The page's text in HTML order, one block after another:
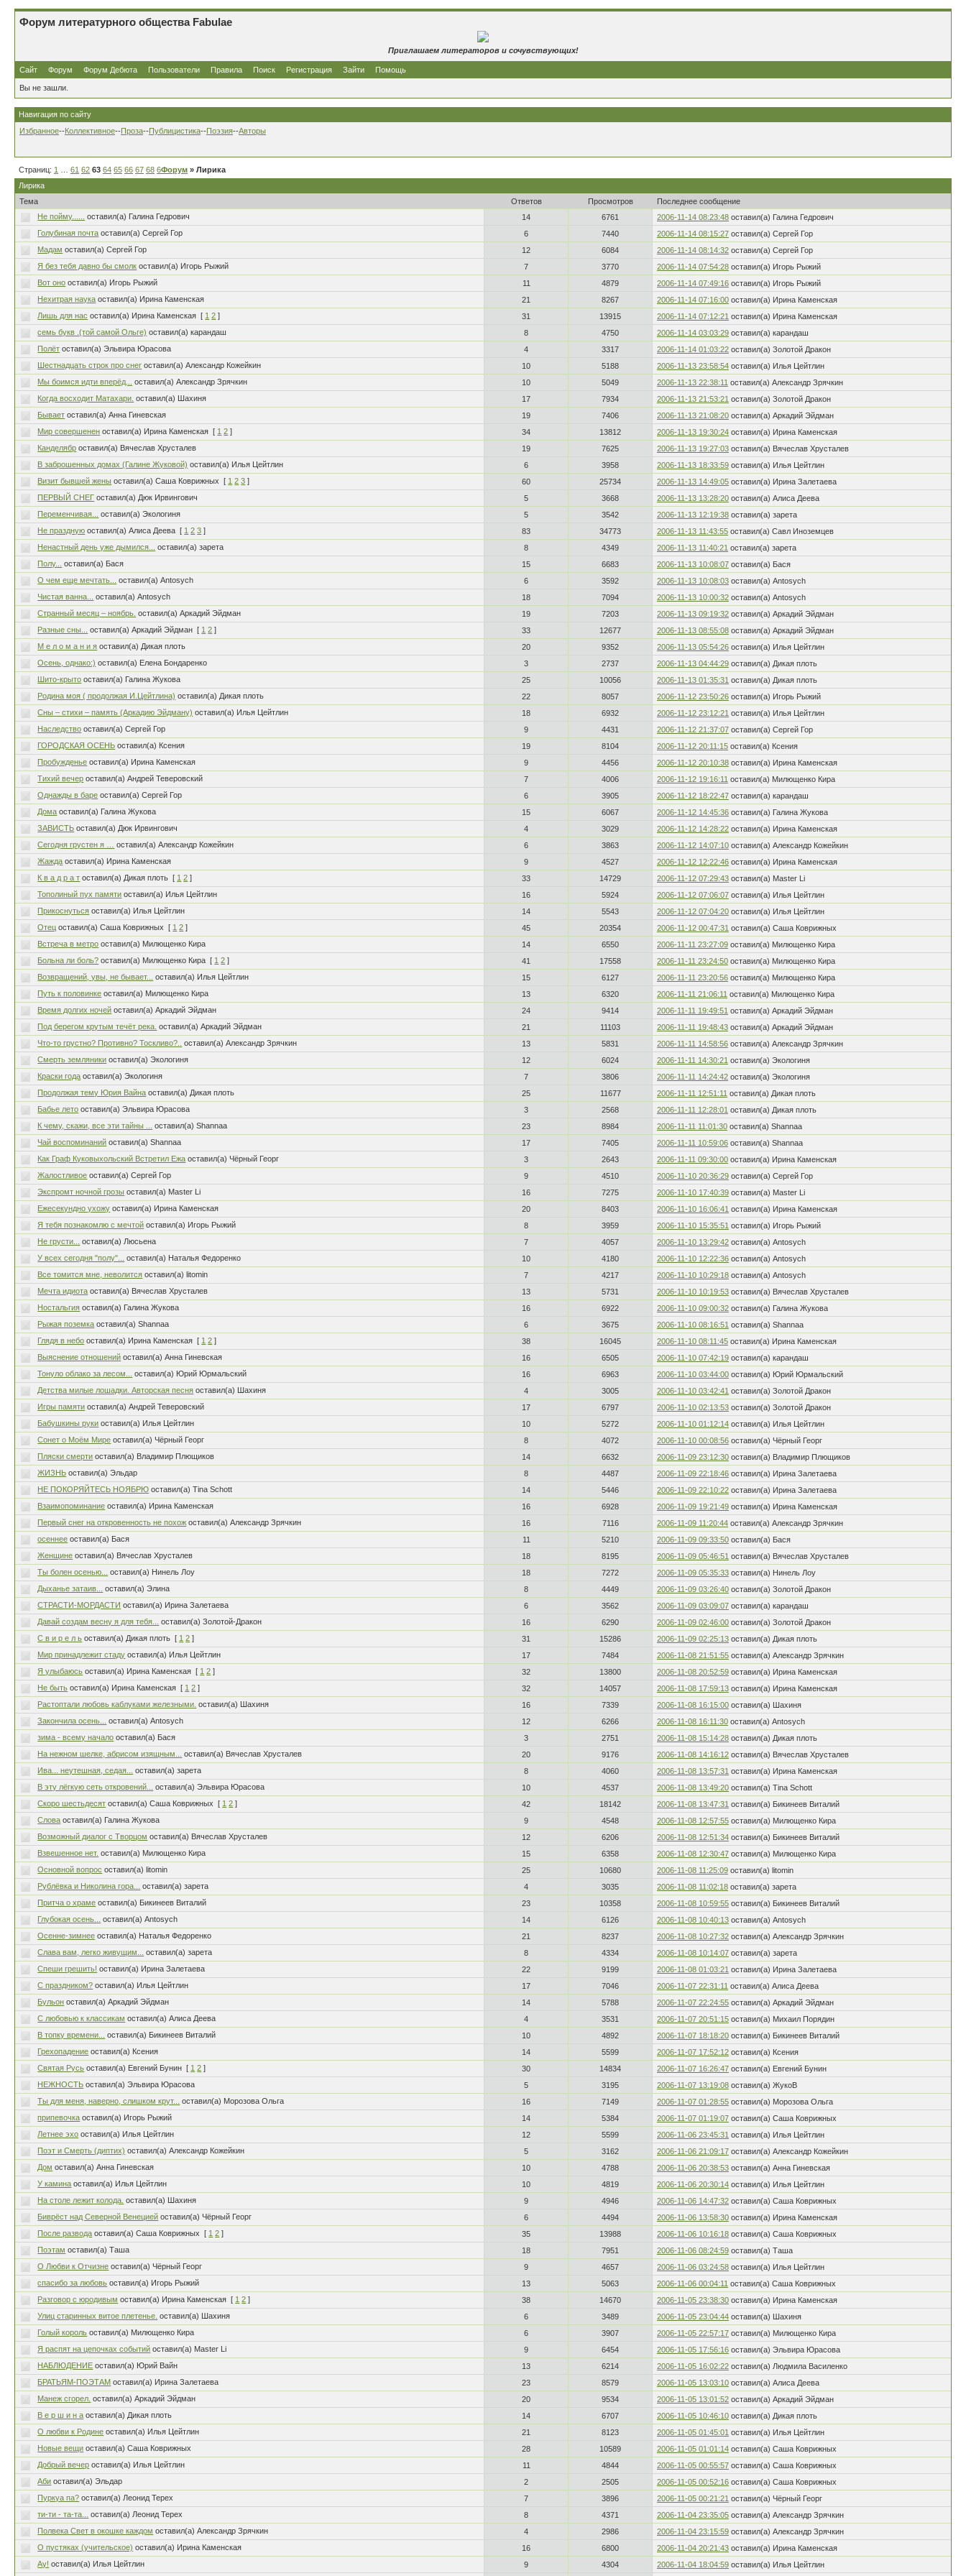
Форум литературного общества Fabulae
Приглашаем литераторов и сочувствующих!
Сайт Форум Форум Дебюта Пользователи Правила Поиск Регистрация Зайти Помощь
Вы не зашли.
Навигация по сайту
Избранное--Коллективное--Проза--Публицистика--Поэзия--Авторы
Страниц: 1 61 62 63 64 65 66 67 68 69…80
Форум » Лирика
Лирика
Тема
Ответов Просмотров
Последнее сообщение
Не пойму......
оставил(а) Галина Гедрович 14 6761 2006-11-14 08:23:48 оставил(а) Галина Гедрович
Голубиная почта оставил(а) Сергей Гор 6 7440 2006-11-14 08:15:27 оставил(а) Сергей Гор
Мадам оставил(а) Сергей Гор 12 6084 2006-11-14 08:14:32 оставил(а) Сергей Гор
Я без тебя давно бы смолк оставил(а) Игорь Рыжий 7 3770 2006-11-14 07:54:28 оставил(а) Игорь Рыжий
Вот оно оставил(а) Игорь Рыжий 11 4879 2006-11-14 07:49:16 оставил(а) Игорь Рыжий
Нехитрая наука оставил(а) Ирина Каменская 21 8267 2006-11-14 07:16:00 оставил(а) Ирина Каменская
Лишь для нас оставил(а) Ирина Каменская [ 1 2 ] 31 13915 2006-11-14 07:12:21 оставил(а) Ирина Каменская
семь букв .(той самой Ольге) оставил(а) карандаш 8 4750 2006-11-14 03:03:29 оставил(а) карандаш
Полёт оставил(а) Эльвира Юрасова 4 3317 2006-11-14 01:03:22 оставил(а) Золотой Дракон
Шестнадцать строк про снег оставил(а) Александр Кожейкин 10 5188 2006-11-13 23:58:54 оставил(а) Илья Цейтлин
Мы боимся идти вперёд...
оставил(а) Александр Зрячкин 10 5049 2006-11-13 22:38:11 оставил(а) Александр Зрячкин
Когда восходит Матахари. оставил(а) Шахиня 17 7934 2006-11-13 21:53:21 оставил(а) Золотой Дракон
Бывает оставил(а) Анна Гиневская 19 7406 2006-11-13 21:08:20 оставил(а) Аркадий Эйдман
Мир совершенен оставил(а) Ирина Каменская [ 1 2 ] 34 13812 2006-11-13 19:30:24 оставил(а) Ирина Каменская
Канделябр оставил(а) Вячеслав Хрусталев 19 7625 2006-11-13 19:27:03 оставил(а) Вячеслав Хрусталев
В заброшенных домах (Галине Жуковой) оставил(а) Илья Цейтлин 6 3958 2006-11-13 18:33:59 оставил(а) Илья Цейтлин
Визит бывшей жены оставил(а) Саша Коврижных [ 1 2 3 ] 60 25734 2006-11-13 14:49:05 оставил(а) Ирина Залетаева
ПЕРВЫЙ СНЕГ оставил(а) Дюк Ирвингович 5 3668 2006-11-13 13:28:20 оставил(а) Алиса Деева
Переменчивая...
оставил(а) Экологиня 5 3542 2006-11-13 12:19:38 оставил(а) зарета
Не праздную оставил(а) Алиса Деева [ 1 2 3 ] 83 34773 2006-11-13 11:43:55 оставил(а) Савл Иноземцев
Ненастный день уже дымился...
оставил(а) зарета 8 4349 2006-11-13 11:40:21 оставил(а) зарета
Полу...
оставил(а) Бася 15 6683 2006-11-13 10:08:07 оставил(а) Бася
О чем еще мечтать...
оставил(а) Antosych 6 3592 2006-11-13 10:08:03 оставил(а) Antosych
Чистая ванна...
оставил(а) Antosych 18 7094 2006-11-13 10:00:32 оставил(а) Antosych
Странный месяц – ноябрь. оставил(а) Аркадий Эйдман 19 7203 2006-11-13 09:19:32 оставил(а) Аркадий Эйдман
Разные сны...
оставил(а) Аркадий Эйдман [ 1 2 ] 33 12677 2006-11-13 08:55:08 оставил(а) Аркадий Эйдман
М е л о м а н и я оставил(а) Дикая плоть 20 9352 2006-11-13 05:54:26 оставил(а) Илья Цейтлин
Осень, однако:) оставил(а) Елена Бондаренко 3 2737 2006-11-13 04:44:29 оставил(а) Дикая плоть
Шито-крыто оставил(а) Галина Жукова 25 10056 2006-11-13 01:35:31 оставил(а) Дикая плоть
Родина моя ( продолжая И.Цейтлина) оставил(а) Дикая плоть 22 8057 2006-11-12 23:50:26 оставил(а) Игорь Рыжий
Сны – стихи – память (Аркадию Эйдману) оставил(а) Илья Цейтлин 18 6932 2006-11-12 23:12:21 оставил(а) Илья Цейтлин
Наследство оставил(а) Сергей Гор 9 4431 2006-11-12 21:37:07 оставил(а) Сергей Гор
ГОРОДСКАЯ ОСЕНЬ оставил(а) Ксения 19 8104 2006-11-12 20:11:15 оставил(а) Ксения
Пробужденье оставил(а) Ирина Каменская 9 4456 2006-11-12 20:10:38 оставил(а) Ирина Каменская
Тихий вечер оставил(а) Андрей Теверовский 7 4006 2006-11-12 19:16:11 оставил(а) Милющенко Кира
Однажды в баре оставил(а) Сергей Гор 6 3905 2006-11-12 18:22:47 оставил(а) карандаш
Дома оставил(а) Галина Жукова 15 6067 2006-11-12 14:45:36 оставил(а) Галина Жукова
ЗАВИСТЬ оставил(а) Дюк Ирвингович 4 3029 2006-11-12 14:28:22 оставил(а) Ирина Каменская
Сегодня грустен я …
оставил(а) Александр Кожейкин 6 3863 2006-11-12 14:07:10 оставил(а) Александр Кожейкин
Жажда оставил(а) Ирина Каменская 9 4527 2006-11-12 12:22:46 оставил(а) Ирина Каменская
К в а д р а т оставил(а) Дикая плоть [ 1 2 ] 33 14729 2006-11-12 07:29:43 оставил(а) Master Li
Тополиный пух памяти оставил(а) Илья Цейтлин 16 5924 2006-11-12 07:06:07 оставил(а) Илья Цейтлин
Прикоснуться оставил(а) Илья Цейтлин 14 5543 2006-11-12 07:04:20 оставил(а) Илья Цейтлин
Отец оставил(а) Саша Коврижных [ 1 2 ] 45 20354 2006-11-12 00:47:31 оставил(а) Саша Коврижных
Встреча в метро оставил(а) Милющенко Кира 14 6550 2006-11-11 23:27:09 оставил(а) Милющенко Кира
Больна ли боль? оставил(а) Милющенко Кира [ 1 2 ] 41 17558 2006-11-11 23:24:50 оставил(а) Милющенко Кира
Возвращений, увы, не бывает...
оставил(а) Илья Цейтлин 15 6127 2006-11-11 23:20:56 оставил(а) Милющенко Кира
Путь к половинке оставил(а) Милющенко Кира 13 6320 2006-11-11 21:06:11 оставил(а) Милющенко Кира
Время долгих ночей оставил(а) Аркадий Эйдман 24 9414 2006-11-11 19:49:51 оставил(а) Аркадий Эйдман
Под берегом крутым течёт река. оставил(а) Аркадий Эйдман 21 11103 2006-11-11 19:48:43 оставил(а) Аркадий Эйдман
Что-то грустно? Противно? Тоскливо?..
оставил(а) Александр Зрячкин 13 5831 2006-11-11 14:58:56 оставил(а) Александр Зрячкин
Смерть земляники оставил(а) Экологиня 12 6024 2006-11-11 14:30:21 оставил(а) Экологиня
Краски года оставил(а) Экологиня 7 3806 2006-11-11 14:24:42 оставил(а) Экологиня
Продолжая тему Юрия Вайна оставил(а) Дикая плоть 25 11677 2006-11-11 12:51:11 оставил(а) Дикая плоть
Бабье лето оставил(а) Эльвира Юрасова 3 2568 2006-11-11 12:28:01 оставил(а) Дикая плоть
К чему, скажи, все эти тайны ...
оставил(а) Shannaa 23 8984 2006-11-11 11:01:30 оставил(а) Shannaa
Чай воспоминаний оставил(а) Shannaa 17 7405 2006-11-11 10:59:06 оставил(а) Shannaa
Как Граф Куковыхольский Встретил Ежа оставил(а) Чёрный Георг 3 2643 2006-11-11 09:30:00 оставил(а) Ирина Каменская
Жалостливое оставил(а) Сергей Гор 9 4510 2006-11-10 20:36:29 оставил(а) Сергей Гор
Экспромт ночной грозы оставил(а) Master Li 16 7275 2006-11-10 17:40:39 оставил(а) Master Li
Ежесекундно ухожу оставил(а) Ирина Каменская 20 8403 2006-11-10 16:06:41 оставил(а) Ирина Каменская
Я тебя познакомлю с мечтой оставил(а) Игорь Рыжий 8 3959 2006-11-10 15:35:51 оставил(а) Игорь Рыжий
Не грусти...
оставил(а) Люсьена 7 4057 2006-11-10 13:29:42 оставил(а) Antosych
У всех сегодня "полу"...
оставил(а) Наталья Федоренко 10 4180 2006-11-10 12:22:36 оставил(а) Antosych
Все томится мне, неволится оставил(а) litomin 7 4217 2006-11-10 10:29:18 оставил(а) Antosych
Мечта идиота оставил(а) Вячеслав Хрусталев 13 5731 2006-11-10 10:19:53 оставил(а) Вячеслав Хрусталев
Ностальгия оставил(а) Галина Жукова 16 6922 2006-11-10 09:00:32 оставил(а) Галина Жукова
Рыжая поземка оставил(а) Shannaa 6 3675 2006-11-10 08:16:51 оставил(а) Shannaa
Глядя в небо оставил(а) Ирина Каменская [ 1 2 ] 38 16045 2006-11-10 08:11:45 оставил(а) Ирина Каменская
Выяснение отношений оставил(а) Анна Гиневская 16 6505 2006-11-10 07:42:19 оставил(а) карандаш
Тонуло облако за лесом...
оставил(а) Юрий Юрмальский 16 6963 2006-11-10 03:44:00 оставил(а) Юрий Юрмальский
Детства милые лошадки. Авторская песня оставил(а) Шахиня 4 3005 2006-11-10 03:42:41 оставил(а) Золотой Дракон
Игры памяти оставил(а) Андрей Теверовский 17 6797 2006-11-10 02:13:53 оставил(а) Золотой Дракон
Бабушкины руки оставил(а) Илья Цейтлин 10 5272 2006-11-10 01:12:14 оставил(а) Илья Цейтлин
Сонет о Моём Мире оставил(а) Чёрный Георг 8 4072 2006-11-10 00:08:56 оставил(а) Чёрный Георг
Пляски смерти оставил(а) Владимир Плющиков 14 6632 2006-11-09 23:12:30 оставил(а) Владимир Плющиков
ЖИЗНЬ оставил(а) Эльдар 8 4487 2006-11-09 22:18:46 оставил(а) Ирина Залетаева
НЕ ПОКОРЯЙТЕСЬ НОЯБРЮ оставил(а) Tina Schott 14 5446 2006-11-09 22:10:22 оставил(а) Ирина Залетаева
Взаимопоминание оставил(а) Ирина Каменская 16 6928 2006-11-09 19:21:49 оставил(а) Ирина Каменская
Первый снег на откровенность не похож оставил(а) Александр Зрячкин 16 7116 2006-11-09 11:20:44 оставил(а) Александр Зрячкин
осеннее оставил(а) Бася 11 5210 2006-11-09 09:33:50 оставил(а) Бася
Женщине оставил(а) Вячеслав Хрусталев 18 8195 2006-11-09 05:46:51 оставил(а) Вячеслав Хрусталев
Ты болен осенью...
оставил(а) Нинель Лоу 18 7272 2006-11-09 05:35:33 оставил(а) Нинель Лоу
Дыханье затаив...
оставил(а) Элина 8 4449 2006-11-09 03:26:40 оставил(а) Золотой Дракон
СТРАСТИ-МОРДАСТИ оставил(а) Ирина Залетаева 6 3562 2006-11-09 03:09:07 оставил(а) карандаш
Давай создам весну я для тебя...
оставил(а) Золотой-Дракон 16 6290 2006-11-09 02:46:00 оставил(а) Золотой Дракон
С в и р е л ь оставил(а) Дикая плоть [ 1 2 ] 31 15286 2006-11-09 02:25:13 оставил(а) Дикая плоть
Мир принадлежит стаду оставил(а) Илья Цейтлин 17 7484 2006-11-08 21:51:55 оставил(а) Александр Зрячкин
Я улыбаюсь оставил(а) Ирина Каменская [ 1 2 ] 32 13800 2006-11-08 20:52:59 оставил(а) Ирина Каменская
Не быть оставил(а) Ирина Каменская [ 1 2 ] 32 14057 2006-11-08 17:59:13 оставил(а) Ирина Каменская
Растоптали любовь каблуками железными. оставил(а) Шахиня 16 7339 2006-11-08 16:15:00 оставил(а) Шахиня
Закончила осень...
оставил(а) Antosych 12 6266 2006-11-08 16:11:30 оставил(а) Antosych
зима - всему начало оставил(а) Бася 3 2751 2006-11-08 15:14:28 оставил(а) Дикая плоть
На нежном шелке, абрисом изящным...
оставил(а) Вячеслав Хрусталев 20 9176 2006-11-08 14:16:12 оставил(а) Вячеслав Хрусталев
Ива... неутешная, седая...
оставил(а) зарета 8 4060 2006-11-08 13:57:31 оставил(а) Ирина Каменская
В эту лёгкую сеть откровений...
оставил(а) Эльвира Юрасова 10 4537 2006-11-08 13:49:20 оставил(а) Tina Schott
Скоро шестьдесят оставил(а) Саша Коврижных [ 1 2 ] 42 18142 2006-11-08 13:47:31 оставил(а) Бикинеев Виталий
Слова оставил(а) Галина Жукова 9 4548 2006-11-08 12:57:55 оставил(а) Милющенко Кира
Возможный диалог с Творцом оставил(а) Вячеслав Хрусталев 12 6206 2006-11-08 12:51:34 оставил(а) Бикинеев Виталий
Взвешенное нет. оставил(а) Милющенко Кира 15 6358 2006-11-08 12:30:47 оставил(а) Милющенко Кира
Основной вопрос оставил(а) litomin 25 10680 2006-11-08 11:25:09 оставил(а) litomin
Рублёвка и Николина гора...
оставил(а) зарета 4 3035 2006-11-08 11:02:18 оставил(а) зарета
Притча о храме оставил(а) Бикинеев Виталий 23 10358 2006-11-08 10:59:55 оставил(а) Бикинеев Виталий
Глубокая осень...
оставил(а) Antosych 14 6126 2006-11-08 10:40:13 оставил(а) Antosych
Осенне-зимнее оставил(а) Наталья Федоренко 21 8237 2006-11-08 10:27:32 оставил(а) Александр Зрячкин
Слава вам, легко живущим...
оставил(а) зарета 8 4334 2006-11-08 10:14:07 оставил(а) зарета
Спеши грешить! оставил(а) Ирина Залетаева 22 9199 2006-11-08 01:03:21 оставил(а) Ирина Залетаева
С праздником? оставил(а) Илья Цейтлин 17 7046 2006-11-07 22:31:11 оставил(а) Алиса Деева
Бульон оставил(а) Аркадий Эйдман 14 5788 2006-11-07 22:24:55 оставил(а) Аркадий Эйдман
С любовью к классикам оставил(а) Алиса Деева 4 3531 2006-11-07 20:51:15 оставил(а) Михаил Порядин
В топку времени...
оставил(а) Бикинеев Виталий 10 4892 2006-11-07 18:18:20 оставил(а) Бикинеев Виталий
Грехопадение оставил(а) Ксения 14 5599 2006-11-07 17:52:12 оставил(а) Ксения
Святая Русь оставил(а) Евгений Бунин [ 1 2 ] 30 14834 2006-11-07 16:26:47 оставил(а) Евгений Бунин
НЕЖНОСТЬ оставил(а) Эльвира Юрасова 5 3195 2006-11-07 13:19:08 оставил(а) ЖукоВ
Ты для меня, наверно, слишком крут...
оставил(а) Морозова Ольга 16 7149 2006-11-07 01:28:55 оставил(а) Морозова Ольга
припевочка оставил(а) Игорь Рыжий 14 5384 2006-11-07 01:19:07 оставил(а) Саша Коврижных
Летнее эхо оставил(а) Илья Цейтлин 12 5599 2006-11-06 23:45:31 оставил(а) Илья Цейтлин
Поэт и Смерть (диптих) оставил(а) Александр Кожейкин 5 3162 2006-11-06 21:09:17 оставил(а) Александр Кожейкин
Дом оставил(а) Анна Гиневская 10 4788 2006-11-06 20:38:53 оставил(а) Анна Гиневская
У камина оставил(а) Илья Цейтлин 10 4819 2006-11-06 20:30:14 оставил(а) Илья Цейтлин
На столе лежит колода. оставил(а) Шахиня 9 4946 2006-11-06 14:47:32 оставил(а) Саша Коврижных
Биврёст над Северной Венецией оставил(а) Чёрный Георг 6 4494 2006-11-06 13:58:30 оставил(а) Ирина Каменская
После развода оставил(а) Саша Коврижных [ 1 2 ] 35 13988 2006-11-06 10:16:18 оставил(а) Саша Коврижных
Поэтам оставил(а) Таша 18 7951 2006-11-06 08:24:59 оставил(а) Таша
О Любви к Отчизне оставил(а) Чёрный Георг 9 4657 2006-11-06 03:24:58 оставил(а) Илья Цейтлин
спасибо за любовь оставил(а) Игорь Рыжий 13 5063 2006-11-06 00:04:11 оставил(а) Саша Коврижных
Разговор с юродивым оставил(а) Ирина Каменская [ 1 2 ] 38 14670 2006-11-05 23:38:30 оставил(а) Ирина Каменская
Улиц старинных витое плетенье. оставил(а) Шахиня 6 3489 2006-11-05 23:04:44 оставил(а) Шахиня
Голый король оставил(а) Милющенко Кира 6 3907 2006-11-05 22:57:17 оставил(а) Милющенко Кира
Я распят на цепочках событий оставил(а) Master Li 9 6454 2006-11-05 17:56:16 оставил(а) Эльвира Юрасова
НАБЛЮДЕНИЕ оставил(а) Юрий Вайн 13 6214 2006-11-05 16:02:22 оставил(а) Людмила Василенко
БРАТЬЯМ-ПОЭТАМ оставил(а) Ирина Залетаева 23 8579 2006-11-05 13:03:10 оставил(а) Алиса Деева
Манеж сгорел. оставил(а) Аркадий Эйдман 20 9534 2006-11-05 13:01:52 оставил(а) Аркадий Эйдман
В е р ш и н а оставил(а) Дикая плоть 14 6707 2006-11-05 10:46:10 оставил(а) Дикая плоть
О любви к Родине оставил(а) Илья Цейтлин 21 8123 2006-11-05 01:45:01 оставил(а) Илья Цейтлин
Новые вещи оставил(а) Саша Коврижных 28 10589 2006-11-05 01:01:14 оставил(а) Саша Коврижных
Добрый вечер оставил(а) Илья Цейтлин 11 4844 2006-11-05 00:55:57 оставил(а) Саша Коврижных
Аби оставил(а) Эльдар 2 2505 2006-11-05 00:52:16 оставил(а) Саша Коврижных
Пуркуа па? оставил(а) Леонид Терех 7 3896 2006-11-05 00:21:21 оставил(а) Чёрный Георг
ти-ти - та-та...
оставил(а) Леонид Терех 8 4371 2006-11-04 23:35:05 оставил(а) Александр Зрячкин
Полвека Свет в окошке каждом оставил(а) Александр Зрячкин 4 2986 2006-11-04 23:15:59 оставил(а) Александр Зрячкин
О пустяках (учительское) оставил(а) Ирина Каменская 16 6800 2006-11-04 20:21:43 оставил(а) Ирина Каменская
Ау! оставил(а) Илья Цейтлин 9 4304 2006-11-04 18:04:59 оставил(а) Илья Цейтлин